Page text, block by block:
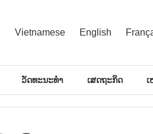
Vietnamese English
ວັດທະນະທຳ ເສດຖະກິດ